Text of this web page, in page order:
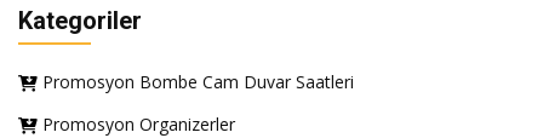
Kategoriler
Promosyon Bombe Cam Duvar Saatleri
Promosyon Organizerler